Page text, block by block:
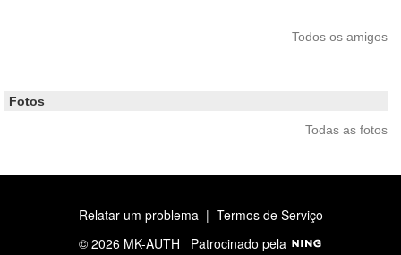
Todos os amigos
Fotos
Todas as fotos
Relatar um problema| Termos de Serviço
© 2026 MK-AUTH Patrocinado pela